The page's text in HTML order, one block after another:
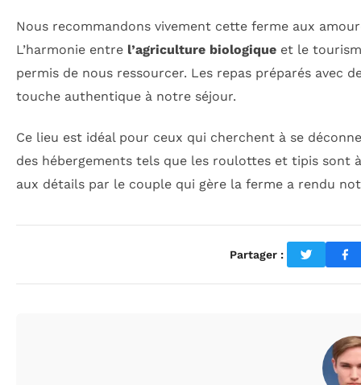
Nous recommandons vivement cette ferme aux
L’harmonie entre l’agriculture biologique et le
permis de nous ressourcer. Les repas préparés avec
touche authentique à notre séjour.
Ce lieu est idéal pour ceux qui cherchent à se
des hébergements tels que les roulottes et tipis sont
aux détails par le couple qui gère la ferme a rendu
Partager :